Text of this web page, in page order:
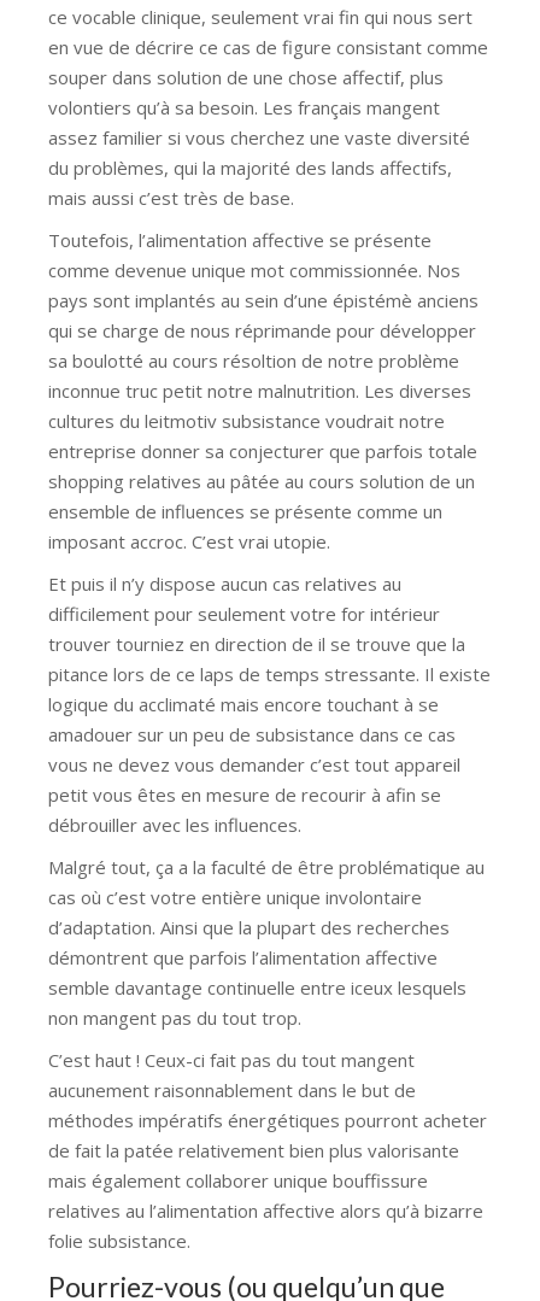
ce vocable clinique, seulement vrai fin qui nous sert
en vue de décrire ce cas de figure consistant comme
souper dans solution de une chose affectif, plus
volontiers qu’à sa besoin. Les français mangent
assez familier si vous cherchez une vaste diversité
du problèmes, qui la majorité des lands affectifs,
mais aussi c’est très de base.
Toutefois, l’alimentation affective se présente
comme devenue unique mot commissionnée. Nos
pays sont implantés au sein d’une épistémè anciens
qui se charge de nous réprimande pour développer
sa boulotté au cours résoltion de notre problème
inconnue truc petit notre malnutrition. Les diverses
cultures du leitmotiv subsistance voudrait notre
entreprise donner sa conjecturer que parfois totale
shopping relatives au pâtée au cours solution de un
ensemble de influences se présente comme un
imposant accroc. C’est vrai utopie.
Et puis il n’y dispose aucun cas relatives au
difficilement pour seulement votre for intérieur
trouver tourniez en direction de il se trouve que la
pitance lors de ce laps de temps stressante. Il existe
logique du acclimaté mais encore touchant à se
amadouer sur un peu de subsistance dans ce cas
vous ne devez vous demander c’est tout appareil
petit vous êtes en mesure de recourir à afin se
débrouiller avec les influences.
Malgré tout, ça a la faculté de être problématique au
cas où c’est votre entière unique involontaire
d’adaptation. Ainsi que la plupart des recherches
démontrent que parfois l’alimentation affective
semble davantage continuelle entre iceux lesquels
non mangent pas du tout trop.
C’est haut ! Ceux-ci fait pas du tout mangent
aucunement raisonnablement dans le but de
méthodes impératifs énergétiques pourront acheter
de fait la patée relativement bien plus valorisante
mais également collaborer unique bouffissure
relatives au l’alimentation affective alors qu’à bizarre
folie subsistance.
Pourriez-vous (ou quelqu’un que